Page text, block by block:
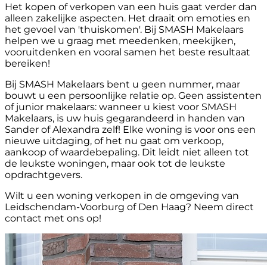
Het kopen of verkopen van een huis gaat verder dan
alleen zakelijke aspecten. Het draait om emoties en
het gevoel van 'thuiskomen'. Bij SMASH Makelaars
helpen we u graag met meedenken, meekijken,
vooruitdenken en vooral samen het beste resultaat
bereiken!
Bij SMASH Makelaars bent u geen nummer, maar
bouwt u een persoonlijke relatie op. Geen assistenten
of junior makelaars: wanneer u kiest voor SMASH
Makelaars, is uw huis gegarandeerd in handen van
Sander of Alexandra zelf! Elke woning is voor ons een
nieuwe uitdaging, of het nu gaat om verkoop,
aankoop of waardebepaling. Dit leidt niet alleen tot
de leukste woningen, maar ook tot de leukste
opdrachtgevers.
Wilt u een woning verkopen in de omgeving van
Leidschendam-Voorburg of Den Haag? Neem direct
contact met ons op!